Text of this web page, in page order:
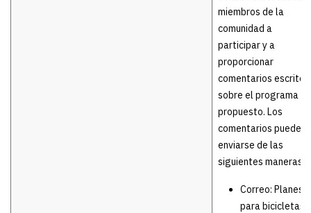
miembros de la
comunidad a
participar y a
proporcionar
comentarios escritos
sobre el programa
propuesto. Los
comentarios pueden
enviarse de las
siguientes maneras:
Correo: Planes
para bicicletas